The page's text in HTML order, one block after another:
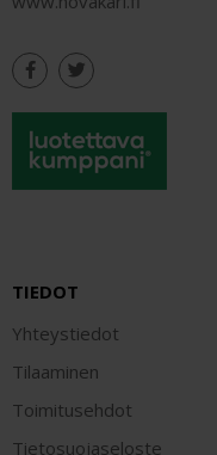
TIEDOT
Yhteystiedot
Tilaaminen
Toimitusehdot
Tietosuojaseloste